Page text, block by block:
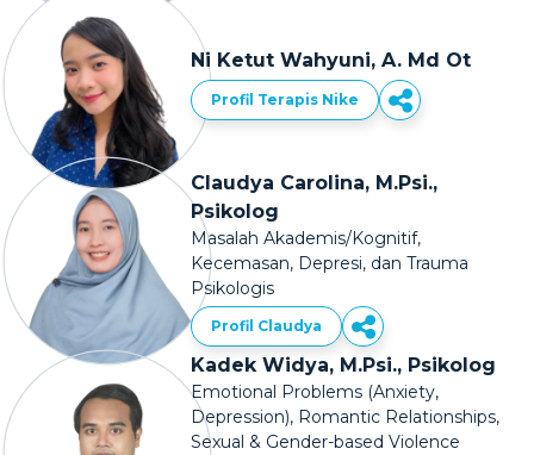
Ni Ketut Wahyuni, A. Md Ot
Profil Terapis Nike
Claudya Carolina, M.Psi.,
Psikolog
Masalah Akademis/Kognitif,
Kecemasan, Depresi, dan Trauma
Psikologis
Profil Claudya
Kadek Widya, M.Psi., Psikolog
Emotional Problems (Anxiety,
Depression), Romantic Relationships,
Sexual & Gender-based Violence